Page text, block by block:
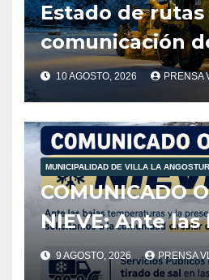
Estado de rutas
comunicación
localidad dia
9:45
10 AGOSTO, 2026 PRENSA
MUNICIPALIDAD DE VILLA LA
COMUNICADO
NIEVE: Ante las
temperaturas y
9 AGOSTO, 2026 PRENSA